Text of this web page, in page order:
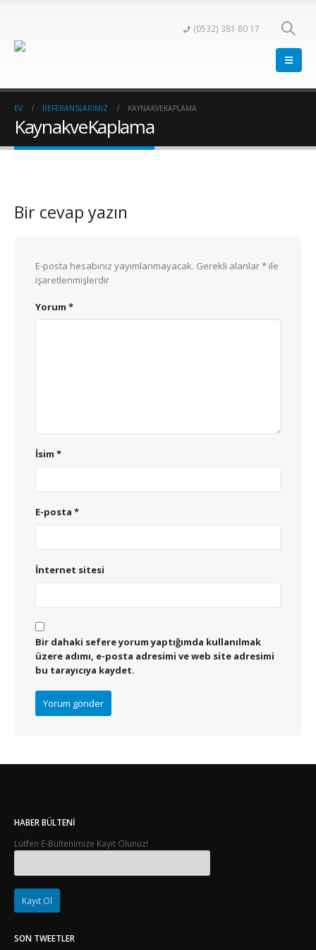
(0532) 381 80 17
EV REFERANSLARIMIZ KAYNAKVEKAPLAMA
KaynakveKaplama
Bir cevap yazın
E-posta hesabınız yayımlanmayacak. Gerekli alanlar* ile
işaretlenmişlerdir
Yorum *
İsim *
E-posta *
İnternet sitesi
Bir dahaki sefere yorum yaptığımda kullanılmak
üzere adımı, e-posta adresimi ve web site adresimi
bu tarayıcıya kaydet.
HABER BÜLTENI
Lütfen E-Bültenimize Kayıt Olunuz!
SON TWEETLER